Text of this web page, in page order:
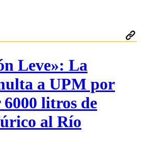
Leve»: La
a UPM por
litros de
al Río